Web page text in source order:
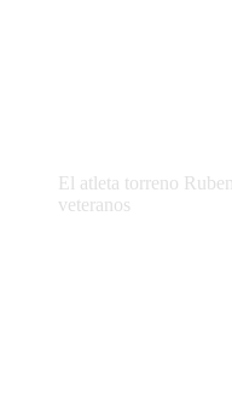
El atleta torreno
veteranos